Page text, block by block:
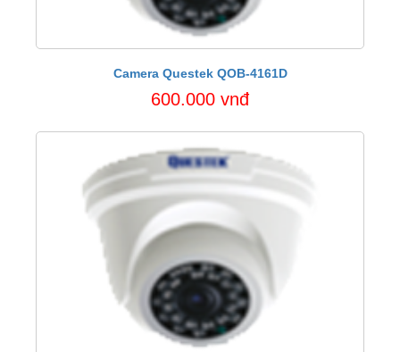
Camera Questek QOB-4161D
600.000 vnđ